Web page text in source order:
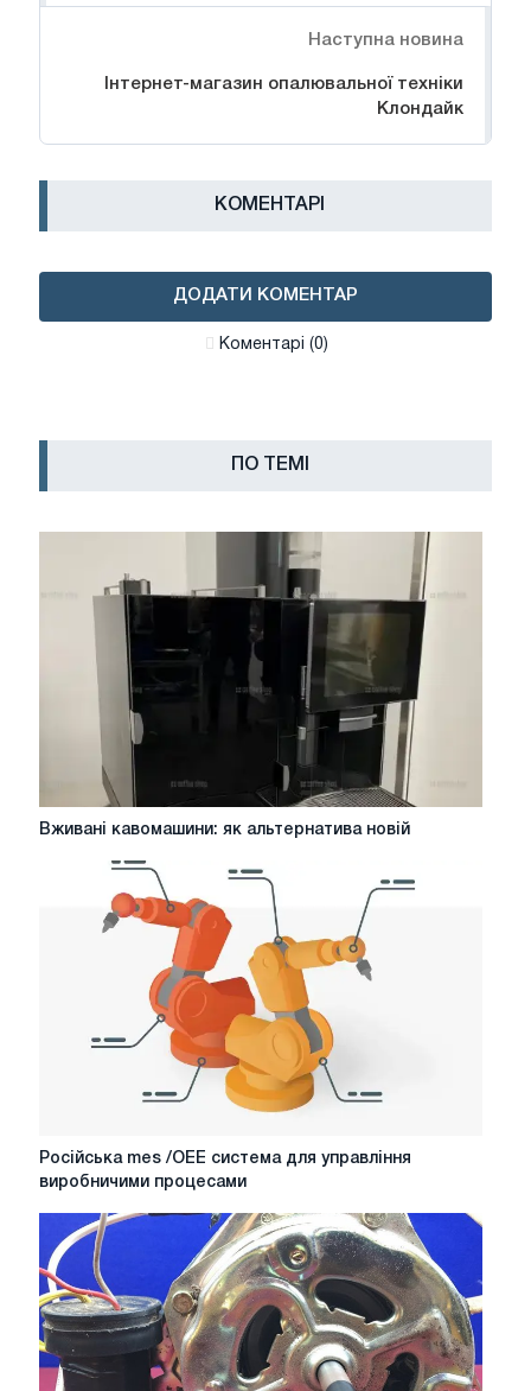
Наступна новина
Інтернет-магазин опалювальної техніки
Клондайк
КОМЕНТАРІ
ДОДАТИ КОМЕНТАР
Коментарі (0)
ПО ТЕМІ
Вживані
альтернатива
Вживані кавомашини: як альтернатива новій
Російська
система
для
управління
виробничими
процесами
Російська mes /OEE система для управління
виробничими процесами